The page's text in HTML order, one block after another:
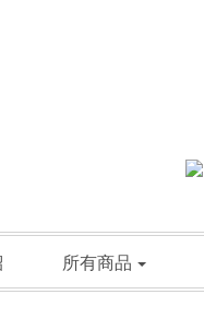
所有商品